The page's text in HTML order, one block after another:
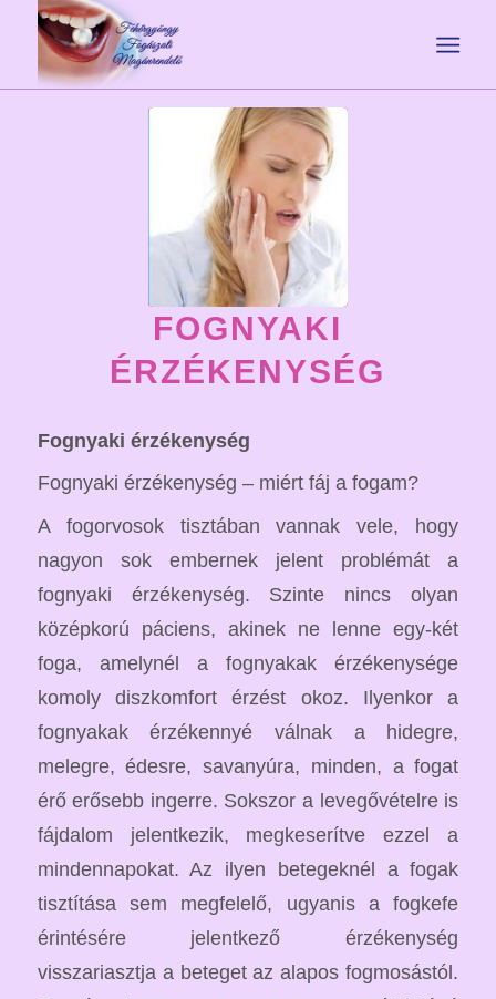
FOGNYAKI
ÉRZÉKENYSÉG
Fognyaki érzékenység
Fognyaki érzékenység – miért fáj a fogam?
A fogorvosok tisztában vannak vele, hogy
nagyon sok embernek jelent problémát a
fognyaki érzékenység. Szinte nincs olyan
középkorú páciens, akinek ne lenne egy-két
foga, amelynél a fognyakak érzékenysége
komoly diszkomfort érzést okoz. Ilyenkor a
fognyakak érzékennyé válnak a hidegre,
melegre, édesre, savanyúra, minden, a fogat
érő erősebb ingerre. Sokszor a levegővételre is
fájdalom jelentkezik, megkeserítve ezzel a
mindennapokat. Az ilyen betegeknél a fogak
tisztítása sem megfelelő, ugyanis a fogkefe
érintésére jelentkező érzékenység
visszariasztja a beteget az alapos fogmosástól.